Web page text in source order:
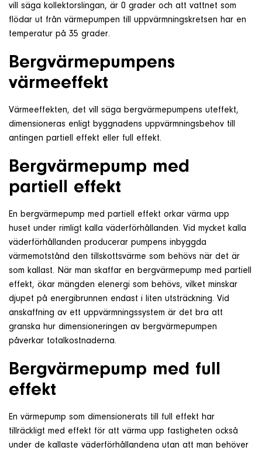
vill säga kollektorslingan, är 0 grader och att vattnet som
flödar ut från värmepumpen till uppvärmningskretsen har en
temperatur på 35 grader.
Bergvärmepumpens
värmeeffekt
Värmeeffekten, det vill säga bergvärmepumpens uteffekt,
dimensioneras enligt byggnadens uppvärmningsbehov till
antingen partiell effekt eller full effekt.
Bergvärmepump med
partiell effekt
En bergvärmepump med partiell effekt orkar värma upp
huset under rimligt kalla väderförhållanden. Vid mycket kalla
väderförhållanden producerar pumpens inbyggda
värmemotstånd den tillskottsvärme som behövs när det är
som kallast. När man skaffar en bergvärmepump med partiell
effekt, ökar mängden elenergi som behövs, vilket minskar
djupet på energibrunnen endast i liten utsträckning. Vid
anskaffning av ett uppvärmningssystem är det bra att
granska hur dimensioneringen av bergvärmepumpen
påverkar totalkostnaderna.
Bergvärmepump med full
effekt
En värmepump som dimensionerats till full effekt har
tillräckligt med effekt för att värma upp fastigheten också
under de kallaste väderförhållandena utan att man behöver